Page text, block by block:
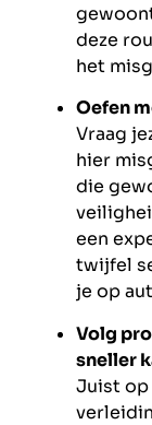
deze
het
Oefen
Vraag
hier
die
een
twijfel
je op
Volg
sneller
Juist op